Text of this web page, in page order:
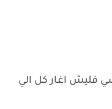
فليش اغار كل الي